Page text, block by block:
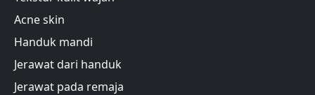
Acne skin
Handuk mandi
Jerawat dari handuk
Jerawat pada remaja